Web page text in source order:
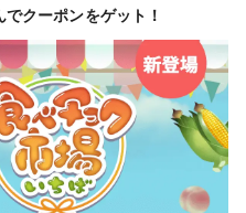
クーポンをゲット！